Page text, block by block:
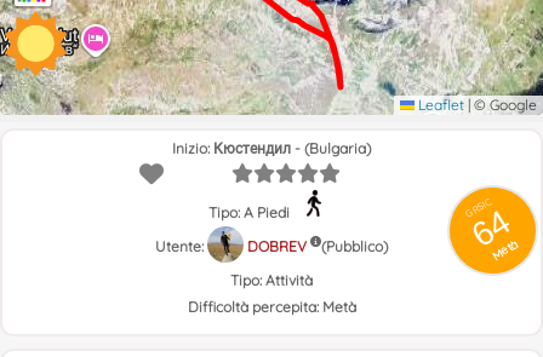
Leaflet | © Google
GRSIC
64
Metà
Inizio: Кюстендил - (Bulgaria)
Tipo: A Piedi
Utente:
DOBREV
(Pubblico)
Tipo: Attività
Difficoltà percepita: Metà